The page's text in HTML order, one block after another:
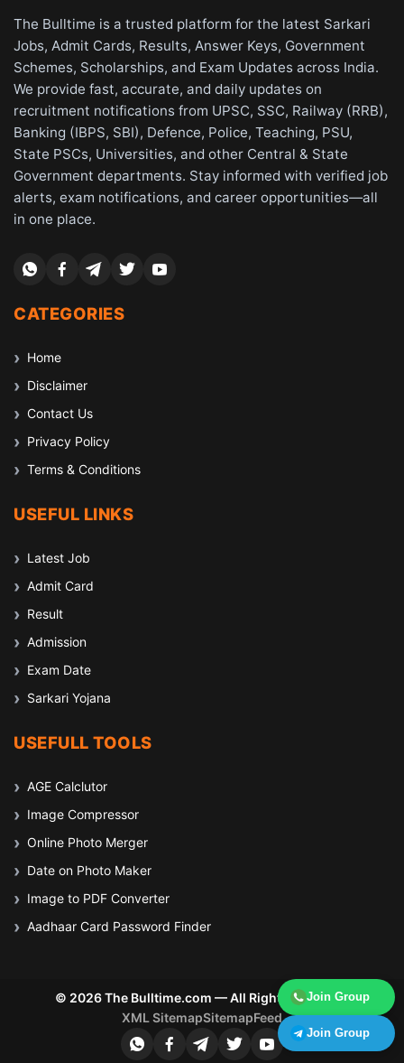
Join Group
Join Group
The Bulltime is a trusted platform for the latest Sarkari
Jobs, Admit Cards, Results, Answer Keys, Government
Schemes, Scholarships, and Exam Updates across India.
We provide fast, accurate, and daily updates on
recruitment notifications from UPSC, SSC, Railway (RRB),
Banking (IBPS, SBI), Defence, Police, Teaching, PSU,
State PSCs, Universities, and other Central & State
Government departments. Stay informed with verified job
alerts, exam notifications, and career opportunities—all
in one place.
CATEGORIES
Home
Disclaimer
Contact Us
Privacy Policy
Terms & Conditions
USEFUL LINKS
Latest Job
Admit Card
Result
Admission
Exam Date
Sarkari Yojana
USEFULL TOOLS
AGE Calclutor
Image Compressor
Online Photo Merger
Date on Photo Maker
Image to PDF Converter
Aadhaar Card Password Finder
© 2026 The Bulltime.com — All Rights Reserved
XML SitemapSitemapFeed